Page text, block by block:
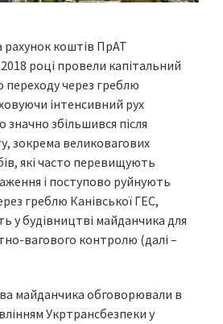
рахунок коштів ПрАТ
році провели капітальний
через греблю
інтенсивний рух
збільшився після
зокрема великовагових
які часто перевищують
і поступово руйнують
греблю Канівської ГЕС,
у будівництві майданчика для
вагового контролю (далі –
майданчика обговорювали в
Укртрансбезпеки у